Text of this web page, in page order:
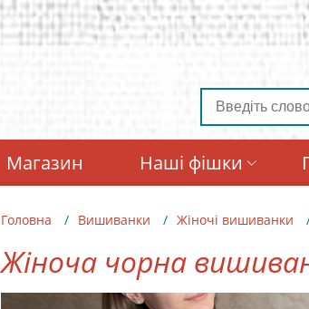
Магазин Наші фішки
Головна Вишиванки Жіночі вишиванки
Жіноча чорна